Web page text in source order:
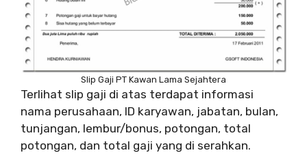
Slip Gaji PT Kawan Lama Sejahtera
Terlihat slip gaji di atas terdapat informasi
nama perusahaan, ID karyawan, jabatan, bulan,
tunjangan, lembur/bonus, potongan, total
potongan, dan total gaji yang di serahkan.